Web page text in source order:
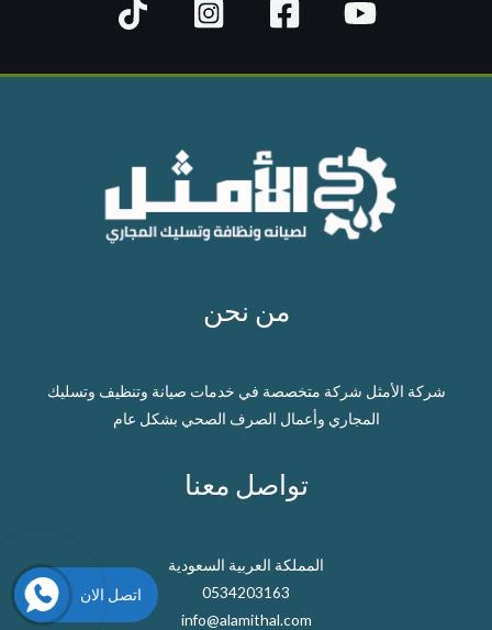
من نحن
شركة الأمثل شركة متخصصة في خدمات صيانة وتنظيف وتسليك
المجاري وأعمال الصرف الصحي بشكل عام
تواصل معنا
المملكة العربية السعودية
0534203163
info@alamithal.com
اتصل الان